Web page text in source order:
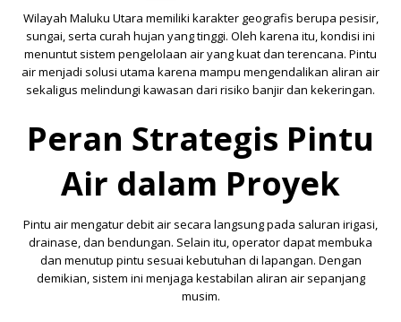
Wilayah Maluku Utara memiliki karakter geografis berupa pesisir,
sungai, serta curah hujan yang tinggi. Oleh karena itu, kondisi ini
menuntut sistem pengelolaan air yang kuat dan terencana. Pintu
air menjadi solusi utama karena mampu mengendalikan aliran air
sekaligus melindungi kawasan dari risiko banjir dan kekeringan.
Peran Strategis Pintu
Air dalam Proyek
Pintu air mengatur debit air secara langsung pada saluran irigasi,
drainase, dan bendungan. Selain itu, operator dapat membuka
dan menutup pintu sesuai kebutuhan di lapangan. Dengan
demikian, sistem ini menjaga kestabilan aliran air sepanjang
musim.